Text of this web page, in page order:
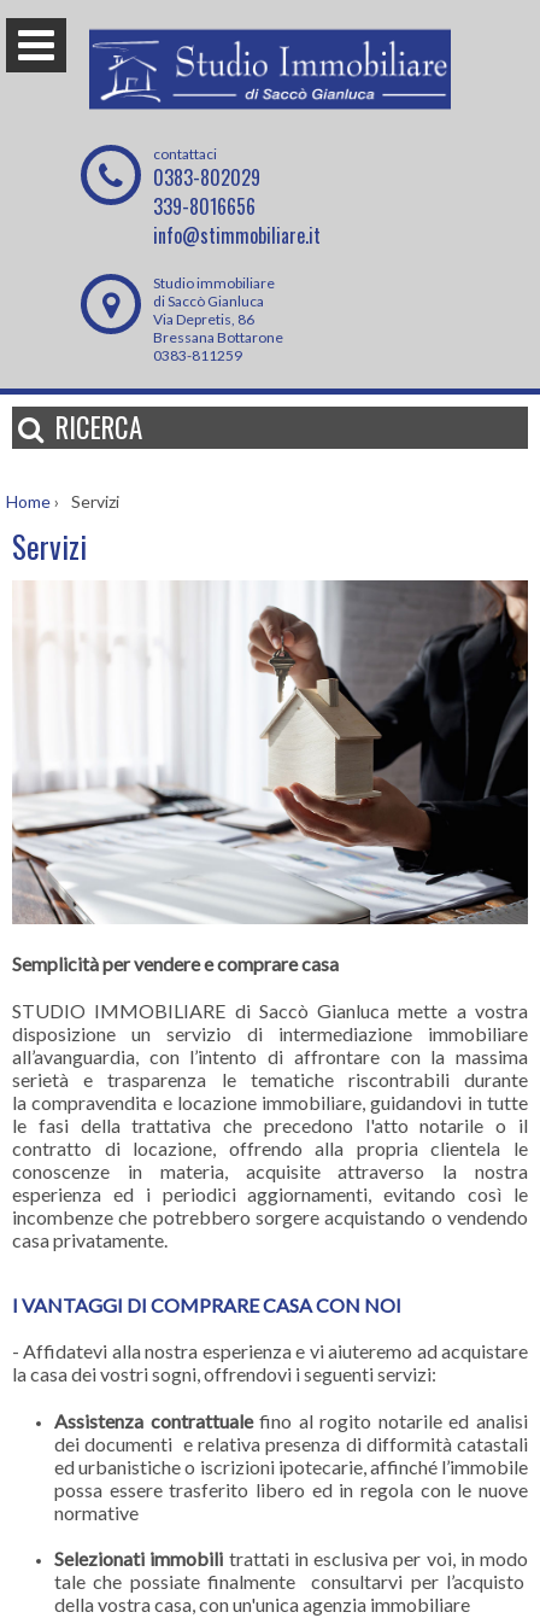
contattaci
0383-802029
339-8016656
info@stimmobiliare.it
Studio immobiliare
di Saccò Gianluca
Via Depretis, 86
Bressana Bottarone
0383-811259
RICERCA
Home› Servizi
Servizi
Semplicità per vendere e comprare casa
STUDIO IMMOBILIARE di Saccò Gianluca mette a vostra
disposizione un servizio di intermediazione immobiliare
all’avanguardia, con l’intento di affrontare con la massima
serietà e trasparenza le tematiche riscontrabili durante
la compravendita e locazione immobiliare, guidandovi in tutte
le fasi della trattativa che precedono l'atto notarile o il
contratto di locazione, offrendo alla propria clientela le
conoscenze in materia, acquisite attraverso la nostra
esperienza ed i periodici aggiornamenti, evitando così le
incombenze che potrebbero sorgere acquistando o vendendo
casa privatamente.
I VANTAGGI DI COMPRARE CASA CON NOI
- Affidatevi alla nostra esperienza e vi aiuteremo ad acquistare
la casa dei vostri sogni, offrendovi i seguenti servizi:
Assistenza contrattualefino al rogito notarile ed analisi
dei documenti e relativa presenza di difformità catastali
ed urbanistiche o iscrizioni ipotecarie, affinché l’immobile
possa essere trasferito libero ed in regola con le nuove
normative
Selezionati immobili trattati in esclusiva per voi, in modo
tale che possiate finalmente consultarvi per l’acquisto
della vostra casa, con un'unica agenzia immobiliare